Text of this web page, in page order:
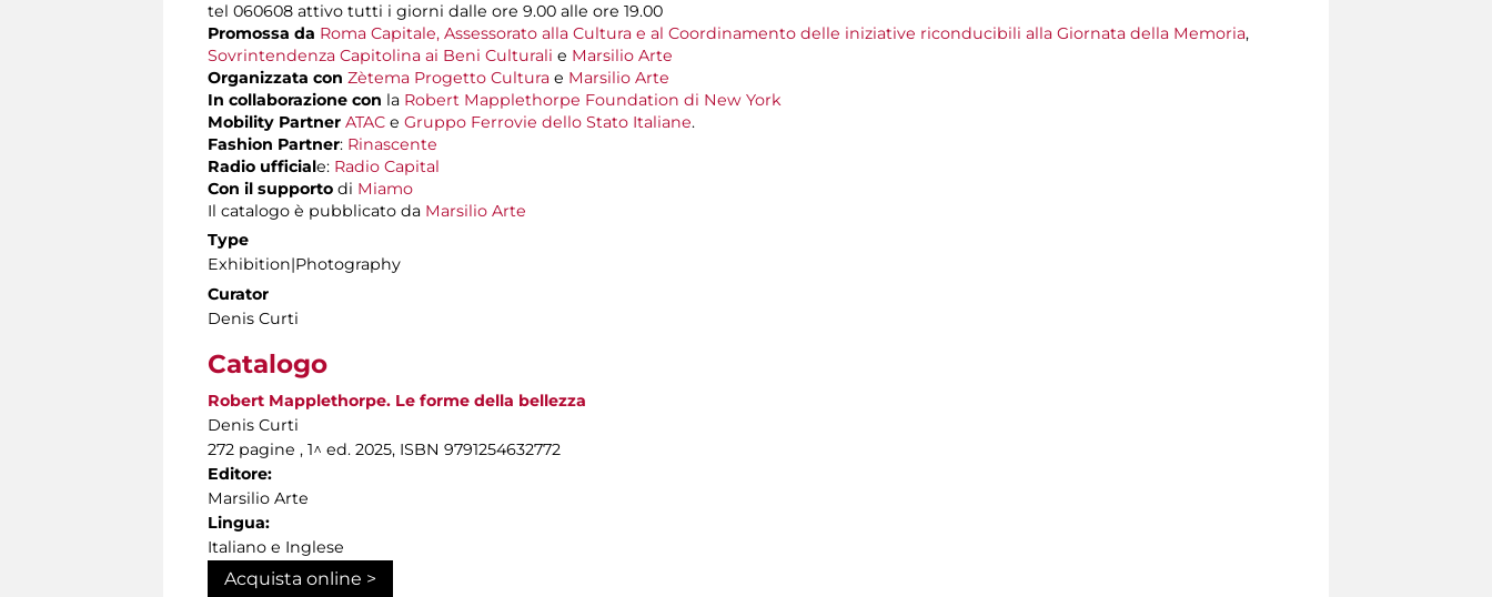
tel 060608 attivo tutti i giorni dalle ore 9.00 alle ore 19.00
Promossa da Roma Capitale, Assessorato alla Cultura e al Coordinamento delle iniziative riconducibili alla Giornata della Memoria,
Sovrintendenza Capitolina ai Beni Culturali e Marsilio Arte
Organizzata con Zètema Progetto Cultura e Marsilio Arte
In collaborazione con la Robert Mapplethorpe Foundation di New York
Mobility Partner ATAC e Gruppo Ferrovie dello Stato Italiane.
Fashion Partner: Rinascente
Radio ufficiale: Radio Capital
Con il supporto di Miamo
Il catalogo è pubblicato da Marsilio Arte
Type
Exhibition|Photography
Curator
Denis Curti
Catalogo
Robert Mapplethorpe. Le forme della bellezza
Denis Curti
272 pagine , 1^ ed. 2025, ISBN 9791254632772
Editore:
Marsilio Arte
Lingua:
Italiano e Inglese
Acquista online >